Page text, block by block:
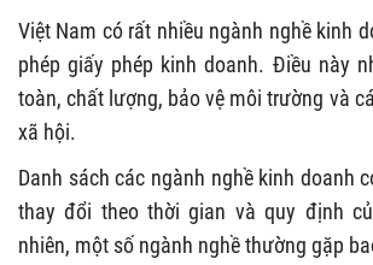
Việt Nam có rất nhiều ngành nghề kinh
phép giấy phép kinh doanh. Điều này
toàn, chất lượng, bảo vệ môi trường và
xã hội.
Danh sách các ngành nghề kinh doanh
thay đổi theo thời gian và quy định
nhiên, một số ngành nghề thường gặp